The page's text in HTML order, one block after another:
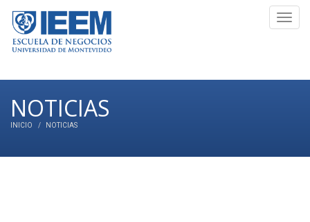
NOTICIAS
INICIO NOTICIAS